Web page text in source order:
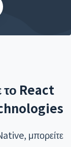
το React
μπορείτε